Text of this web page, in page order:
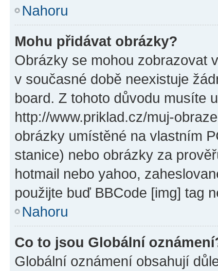
Nahoru
Mohu přidávat obrázky?
Obrázky se mohou zobrazovat
v současné době neexistuje
board. Z tohoto důvodu musíte
http://www.priklad.cz/muj-
obrázky umístěné na vlastním
stanice) nebo obrázky za
hotmail nebo yahoo,
použijte buď BBCode [img] tag
Nahoru
Co to jsou Globální
Globální oznámení obsahují